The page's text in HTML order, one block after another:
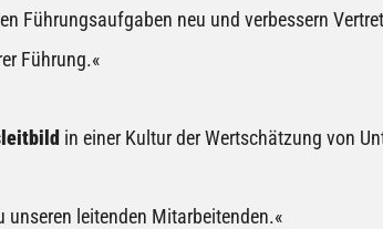
Führungsaufgaben neu und verbessern
Führung.«
in einer Kultur der Wertschätzung von
unseren leitenden Mitarbeitenden.«